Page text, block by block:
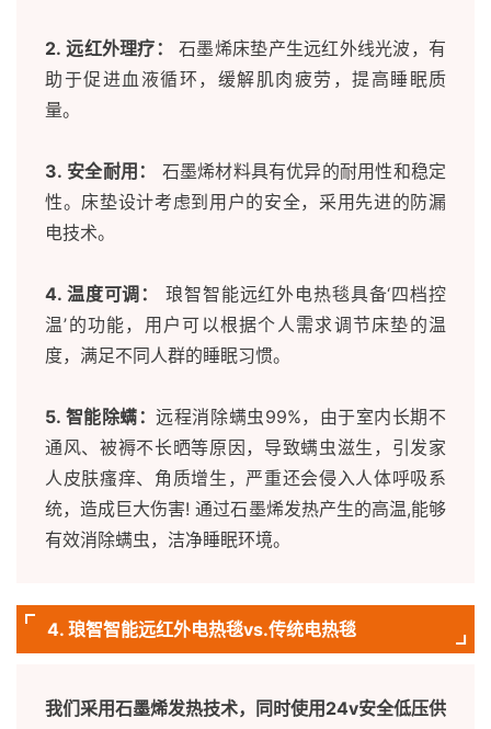
2. 远红外理疗：
石墨烯床垫产生远红外线光波，有
助于促进血液循环，缓解肌肉疲劳，提高睡眠质
量。
3. 安全耐用：
石墨烯材料具有优异的耐用性和稳定
性。床垫设计考虑到用户的安全，采用先进的防漏
电技术。
4. 温度可调：
琅智智能远红外电热毯具备‘四档控
温’的功能，用户可以根据个人需求调节床垫的温
度，满足不同人群的睡眠习惯。
5. 智能除螨：远程消除螨虫99%，由于室内长期不
通风、被褥不长晒等原因，导致螨虫滋生，引发家
人皮肤瘙痒、角质增生，严重还会侵入人体呼吸系
统，造成巨大伤害! 通过石墨烯发热产生的高温,能够
有效消除螨虫，洁净睡眠环境。
4. 琅智智能远红外电热毯vs.传统电热毯
我们采用石墨烯发热技术，同时使用24v安全低压供